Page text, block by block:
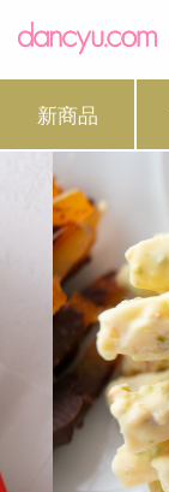
新商品